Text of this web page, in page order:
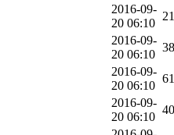
2016-09-
20 06:10
2016-09-
20 06:10
2016-09-
20 06:10
2016-09-
20 06:10